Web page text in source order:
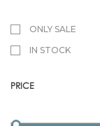
ONLY SALE
IN STOCK
PRICE